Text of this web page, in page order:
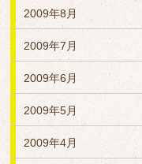
2009年8月
2009年7月
2009年6月
2009年5月
2009年4月